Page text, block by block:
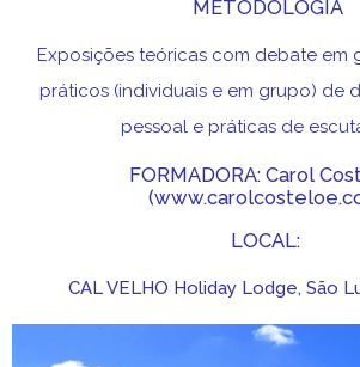
METODOLOGIA
Exposições teóricas com debate em
práticos (individuais e em grupo) de
pessoal e práticas de
FORMADORA: Carol
LOCAL:
CAL VELHO Holiday Lodge, São